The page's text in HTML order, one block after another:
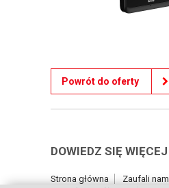
Powrót do oferty
DOWIEDZ SIĘ WIĘCEJ
Strona główna
Zaufali nam